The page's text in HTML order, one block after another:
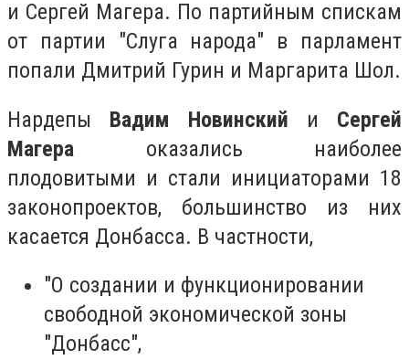
и Сергей Магера. По партийным спискам
от партии "Слуга народа" в парламент
попали Дмитрий Гурин и Маргарита Шол.
Нардепы Вадим Новинский и Сергей
Магера оказались наиболее
плодовитыми и стали инициаторами 18
законопроектов, большинство из них
касается Донбасса. В частности,
"О создании и функционировании
свободной экономической зоны
"Донбасс",